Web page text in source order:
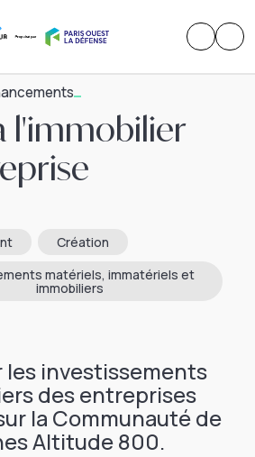
l'immobilier
Création
matériels, immatériels et
immobiliers
les investissements
des entreprises
la Communauté de
Altitude 800.